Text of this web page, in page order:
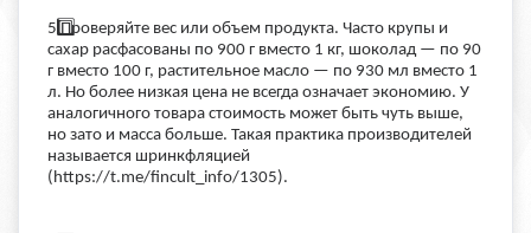
5️ Проверяйте вес или объем продукта. Часто крупы и
сахар расфасованы по 900 г вместо 1 кг, шоколад — по 90
г вместо 100 г, растительное масло — по 930 мл вместо 1
л. Но более низкая цена не всегда означает экономию. У
аналогичного товара стоимость может быть чуть выше,
но зато и масса больше. Такая практика производителей
называется шринкфляцией
(https://t.me/fincult_info/1305).